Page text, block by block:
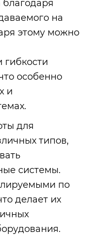
на
этому можно
гибкости
особенно
и
для
типов,
системы.
по
делает их